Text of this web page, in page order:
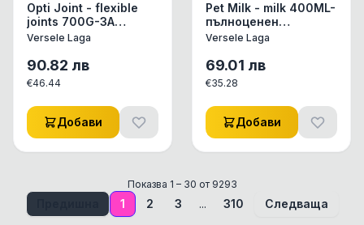
Opti Joint - flexible
joints 700G-ЗА
ГЪВКАВИ СТАВИ И
Versele Laga
90.82 лв
€46.44
Добави
Pet Milk - milk 400ML-
пълноценен
млекозаместител за
порчета
Versele Laga
69.01 лв
€35.28
Добави
Показва 1 – 30 от 9293
1 2 3 ... 310 Следваща